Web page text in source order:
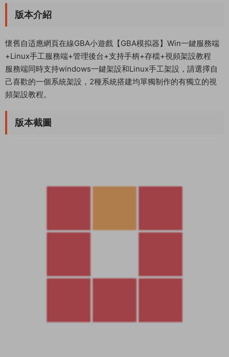
版本介紹
懷舊自适應網頁在線GBA小遊戲【GBA模拟器】Win一鍵服務端
+Linux手工服務端+管理後台+支持手柄+存檔+視頻架設教程
服務端同時支持windows一鍵架設和Linux手工架設，請選擇自
己喜歡的一個系統架設，2種系統搭建均單獨制作的有獨立的視
頻架設教程。
版本截圖